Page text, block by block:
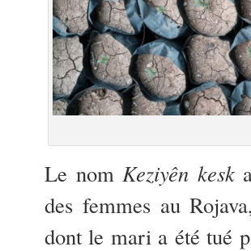
Le nom Keziyên kesk
des femmes au
dont le mari a été tué